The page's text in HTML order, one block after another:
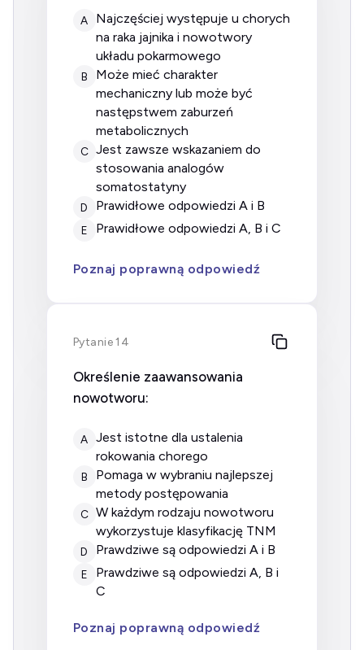
A
najczęściej występuje u chorych
na raka jajnika i nowotwory
układu pokarmowego
B
może mieć charakter
mechaniczny lub może być
następstwem zaburzeń
metabolicznych
C jest zawsze wskazaniem do
stosowania analogów
somatostatyny
D prawidłowe odpowiedzi A i B
E prawidłowe odpowiedzi A, B i C
Poznaj poprawną odpowiedź
Pytanie 14
Określenie zaawansowania
nowotworu:
A
jest istotne dla ustalenia
rokowania chorego
B
pomaga w wybraniu najlepszej
metody postępowania
C w każdym rodzaju nowotworu
wykorzystuje klasyfikację TNM
D prawdziwe są odpowiedzi A i B
E
prawdziwe są odpowiedzi A, B i
C
Poznaj poprawną odpowiedź